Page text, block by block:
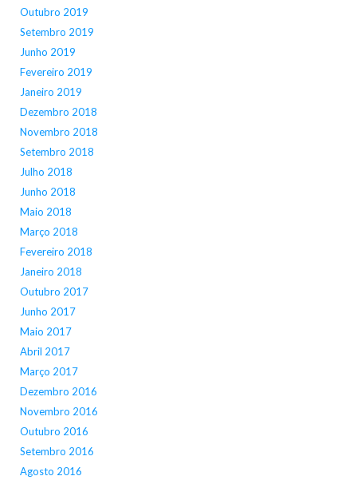
Outubro 2019
Setembro 2019
Junho 2019
Fevereiro 2019
Janeiro 2019
Dezembro 2018
Novembro 2018
Setembro 2018
Julho 2018
Junho 2018
Maio 2018
Março 2018
Fevereiro 2018
Janeiro 2018
Outubro 2017
Junho 2017
Maio 2017
Abril 2017
Março 2017
Dezembro 2016
Novembro 2016
Outubro 2016
Setembro 2016
Agosto 2016